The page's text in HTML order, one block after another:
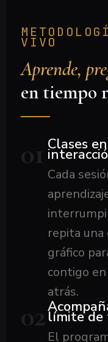
VIVO
Aprende,
en tiempo
01 Clases
Cada
repita
gráfico
contigo
atrás.
02límite de
El